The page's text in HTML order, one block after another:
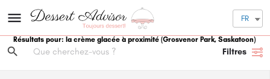
FR
Résultats pour: la crème glacée à proximité (Grosvenor Park, Saskatoon)
Filtres